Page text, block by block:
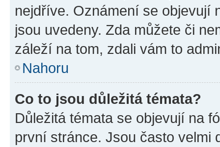
nejdříve. Oznámení se objevují
jsou uvedeny. Zda můžete či
záleží na tom, zdali vám to
Nahoru
Co to jsou důležitá témata?
Důležitá témata se objevují na
první stránce. Jsou často velmi